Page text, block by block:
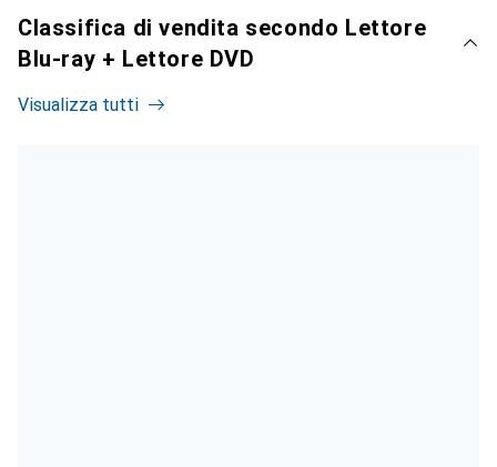
Classifica di vendita secondo Lettore
Blu-ray + Lettore DVD
Visualizza tutti